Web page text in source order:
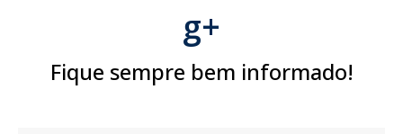
g+
Fique sempre bem informado!